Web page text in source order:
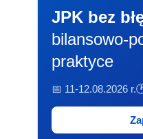
JPK bez
bilansowo-
praktyce
📅 11-12.08.2026 r.